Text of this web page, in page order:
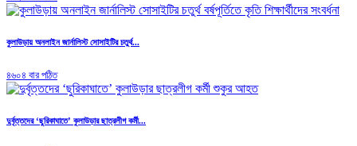
কুলাউড়ায় অনলাইন জার্নালিস্ট সোসাইটির চতুর্থ...
৪৬০৪ বার পঠিত
দুর্বৃত্তদের ‘ছুরিকাঘাতে’ কুলাউড়ার ছাত্রলীগ কর্মী...